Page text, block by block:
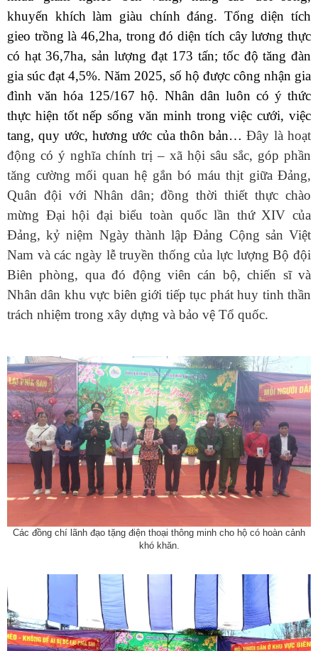
khuyến khích làm giàu chính đáng. Tổng diện tích
gieo trồng là 46,2ha, trong đó diện tích cây lương thực
có hạt 36,7ha, sản lượng đạt 173 tấn; tốc độ tăng đàn
gia súc đạt 4,5%. Năm 2025, số hộ được công nhận gia
đình văn hóa 125/167 hộ. Nhân dân luôn có ý thức
thực hiện tốt nếp sống văn minh trong việc cưới, việc
tang, quy ước, hương ước của thôn bản…Đây là hoạt
động có ý nghĩa chính trị – xã hội sâu sắc, góp phần
tăng cường mối quan hệ gắn bó máu thịt giữa Đảng,
Quân đội với Nhân dân; đồng thời thiết thực chào
mừng Đại hội đại biểu toàn quốc lần thứ XIV của
Đảng, kỷ niệm Ngày thành lập Đảng Cộng sản Việt
Nam và các ngày lễ truyền thống của lực lượng Bộ đội
Biên phòng, qua đó động viên cán bộ, chiến sĩ và
Nhân dân khu vực biên giới tiếp tục phát huy tinh thần
trách nhiệm trong xây dựng và bảo vệ Tổ quốc.
Các đồng chí lãnh đạo tặng điện thoại thông minh cho hộ có hoàn cảnh
khó khăn.